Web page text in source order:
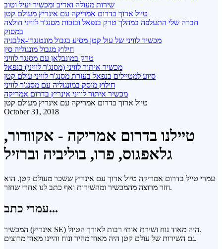
שירות מעולה ואדיב ומכשיר יעיל וטוב
טיול ארוך בדרום אמריקה עם אינריץ מעולם קטן
חברה שלי התעלפה במהלך טרק בנפאל ובזכות מסנג'ר לוויני חולצה
במסוק
מכשיר לוויני של עול קטן מסיע בגבול מונטנגרו-אלבניה
חילוץ מגבול מונגוליה סין
טרק במונבלאן עם מסנגר לוויני
מכשיר איתור לוויני (מסנג'ר לוויני) בנפאל
סיוע למטיילים בנפאל בעזרת מסנג'ר לוויני עולם קטן
חילוץ מוסק במונגוליה עם מסנג'ר לוויני
מכשיר איתור לוויני אינריץ בדרום אמריקה
טיול ארוך בדרום אמריקה עם אינריץ מעולם קטן
October 31, 2018
טיילנו בדרום אמריקה - אקוודור,
גלאפגוס, פרו, בוליביה וברזיל
עמרי טייל בדרום אמריקה טיול ארוך עם אינריץ ששכר מעולם קטן. הוא
חזר מרוצה מהמכשיר ומהשירות ואף כתב לנו אחרי שחזר.
עמרי כתב...
המכשיר (אינריץ SE) היה מאוד נוח ושירת אותי רבות לאורך הטיול.
גם השירות של עולם קטן היה מאוד מהיר ונוח והיינו מאוד מרוצים.